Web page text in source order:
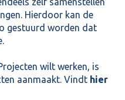
Hierdoor kan de
gestuurd worden dat
wilt werken, is
aanmaakt. Vindt hier